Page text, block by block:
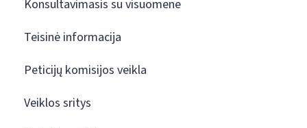
Konsultavimasis su visuomene
Teisinė informacija
Peticijų komisijos veikla
Veiklos sritys